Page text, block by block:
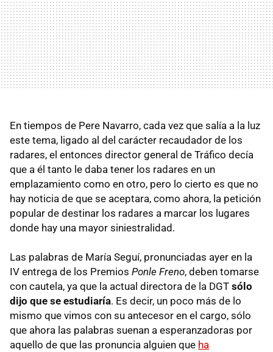
En tiempos de Pere Navarro, cada vez que salía a la luz
este tema, ligado al del carácter recaudador de los
radares, el entonces director general de Tráfico decía
que a él tanto le daba tener los radares en un
emplazamiento como en otro, pero lo cierto es que no
hay noticia de que se aceptara, como ahora, la petición
popular de destinar los radares a marcar los lugares
donde hay una mayor siniestralidad.
Las palabras de María Seguí, pronunciadas ayer en la
IV entrega de los Premios Ponle Freno, deben tomarse
con cautela, ya que la actual directora de la DGT sólo
dijo que se estudiaría. Es decir, un poco más de lo
mismo que vimos con su antecesor en el cargo, sólo
que ahora las palabras suenan a esperanzadoras por
aquello de que las pronuncia alguien que ha